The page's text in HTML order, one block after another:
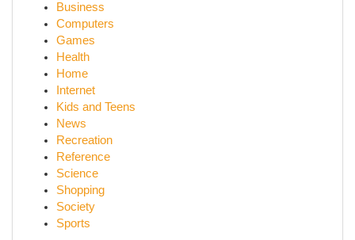
Business
Computers
Games
Health
Home
Internet
Kids and Teens
News
Recreation
Reference
Science
Shopping
Society
Sports